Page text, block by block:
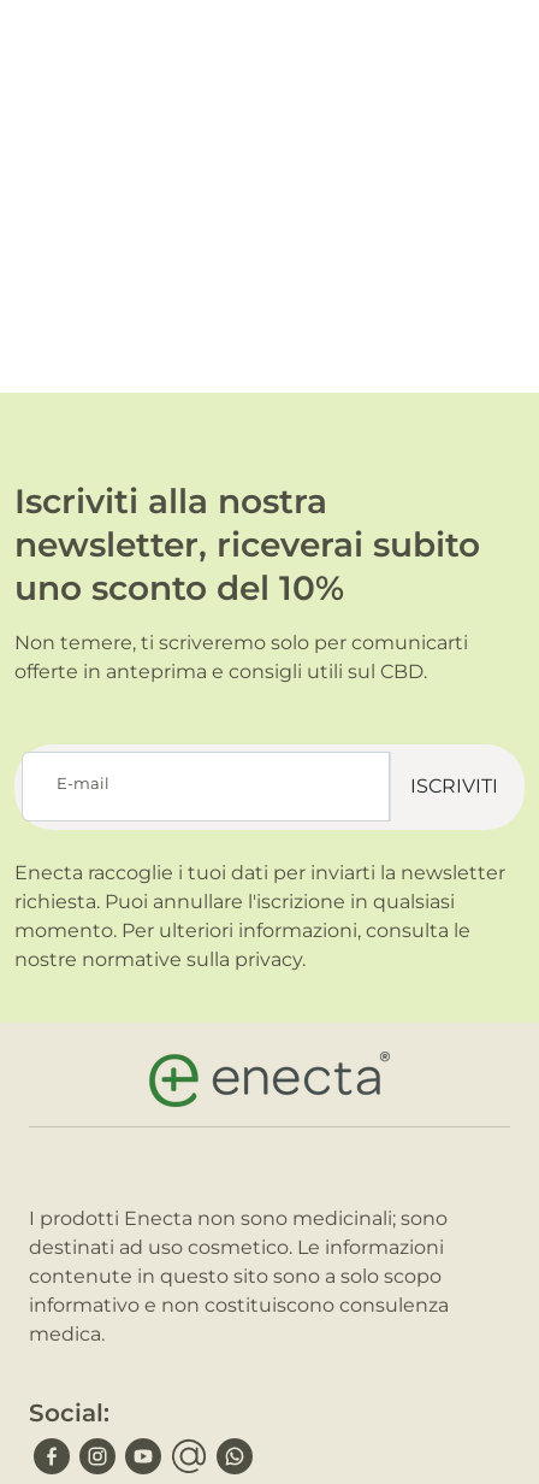
Iscriviti alla nostra
newsletter, riceverai subito
uno sconto del 10%
Non temere, ti scriveremo solo per comunicarti
offerte in anteprima e consigli utili sul CBD.
E-mail ISCRIVITI
Enecta raccoglie i tuoi dati per inviarti la newsletter
richiesta. Puoi annullare l'iscrizione in qualsiasi
momento. Per ulteriori informazioni, consulta le
nostre normative sulla privacy.
I prodotti Enecta non sono medicinali; sono
destinati ad uso cosmetico. Le informazioni
contenute in questo sito sono a solo scopo
informativo e non costituiscono consulenza
medica.
Social: